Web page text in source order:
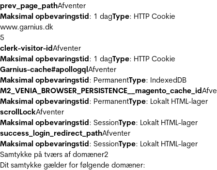
prev_page_pathAfventer
Maksimal opbevaringstid: 1 dagType: HTTP Cookie
www.garnius.dk
5
clerk-visitor-idAfventer
Maksimal opbevaringstid: 1 dagType: HTTP Cookie
Garnius-cache#apollogqlAfventer
Maksimal opbevaringstid: PermanentType: IndexedDB
M2_VENIA_BROWSER_PERSISTENCE__magento_cache_id
Maksimal opbevaringstid: PermanentType: Lokalt HTML-lager
scrollLockAfventer
Maksimal opbevaringstid: SessionType: Lokalt HTML-lager
success_login_redirect_pathAfventer
Maksimal opbevaringstid: SessionType: Lokalt HTML-lager
Samtykke på tværs af domæner2
Dit samtykke gælder for følgende domæner: